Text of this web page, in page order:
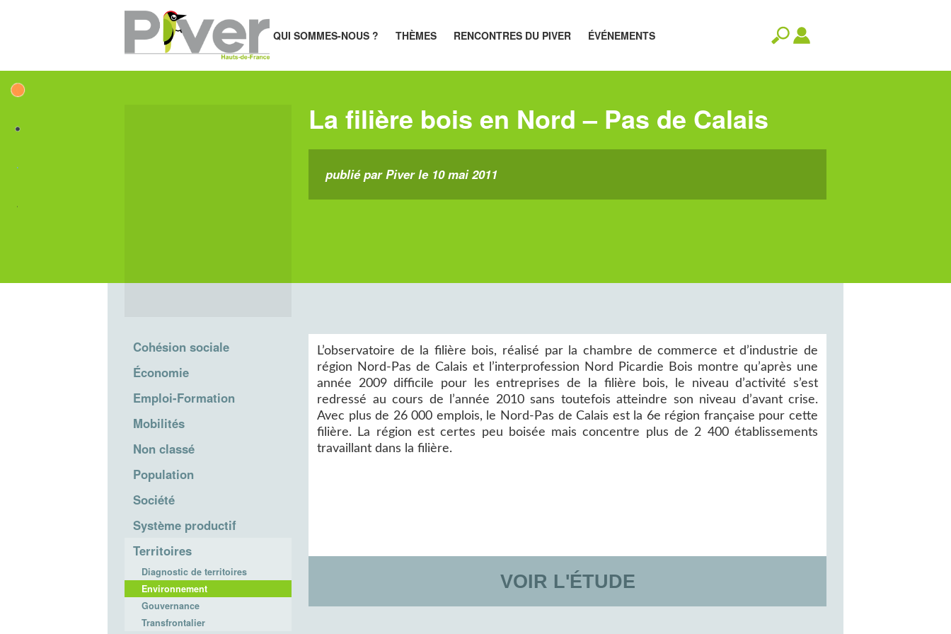
QUI SOMMES-NOUS ? THÈMES RENCONTRES DU PIVER ÉVÉNEMENTS
La filière bois en Nord – Pas de Calais
publié par Piver le 10 mai 2011
Cohésion sociale
Économie
Emploi-Formation
Mobilités
Non classé
Population
Société
Système productif
Territoires
Diagnostic de territoires
Environnement
Gouvernance
Transfrontalier
L’observatoire de la filière bois, réalisé par la chambre de commerce et d’industrie de
région Nord-Pas de Calais et l’interprofession Nord Picardie Bois montre qu’après une
année 2009 difficile pour les entreprises de la filière bois, le niveau d’activité s’est
redressé au cours de l’année 2010 sans toutefois atteindre son niveau d’avant crise.
Avec plus de 26 000 emplois, le Nord-Pas de Calais est la 6e région française pour cette
filière. La région est certes peu boisée mais concentre plus de 2 400 établissements
travaillant dans la filière.
VOIR L'ÉTUDE